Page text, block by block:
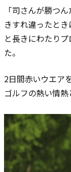
「司さんが勝つ
きすれ違ったと
と長きにわたり
た。
2日間赤いウエア
ゴルフの熱い情熱